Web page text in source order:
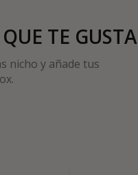
TE GUSTA
nicho y añade tus